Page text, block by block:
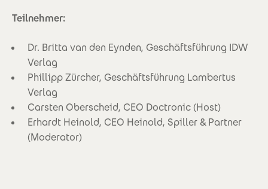
Teilnehmer:
Dr. Britta van den Eynden, Geschäftsführung IDW
Verlag
Phillipp Zürcher, Geschäftsführung Lambertus
Verlag
Carsten Oberscheid, CEO Doctronic (Host)
Erhardt Heinold, CEO Heinold, Spiller & Partner
(Moderator)